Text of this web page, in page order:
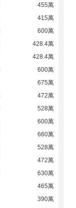
455萬
415萬
600萬
428.4萬
428.4萬
600萬
675萬
472萬
528萬
600萬
660萬
528萬
472萬
630萬
465萬
390萬